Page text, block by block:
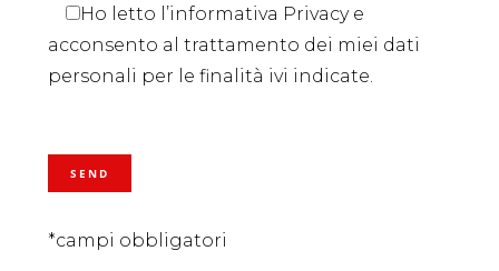
Ho letto l’informativa Privacy e
acconsento al trattamento dei miei dati
personali per le finalità ivi indicate.
*campi obbligatori